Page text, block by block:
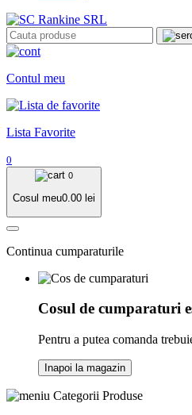
Contul meu
Lista Favorite
0
0
Cosul meu0.00 lei
Continua cumparaturile
Cosul de cumparaturi
Pentru a putea comanda
Inapoi la magazin
Categorii Produse